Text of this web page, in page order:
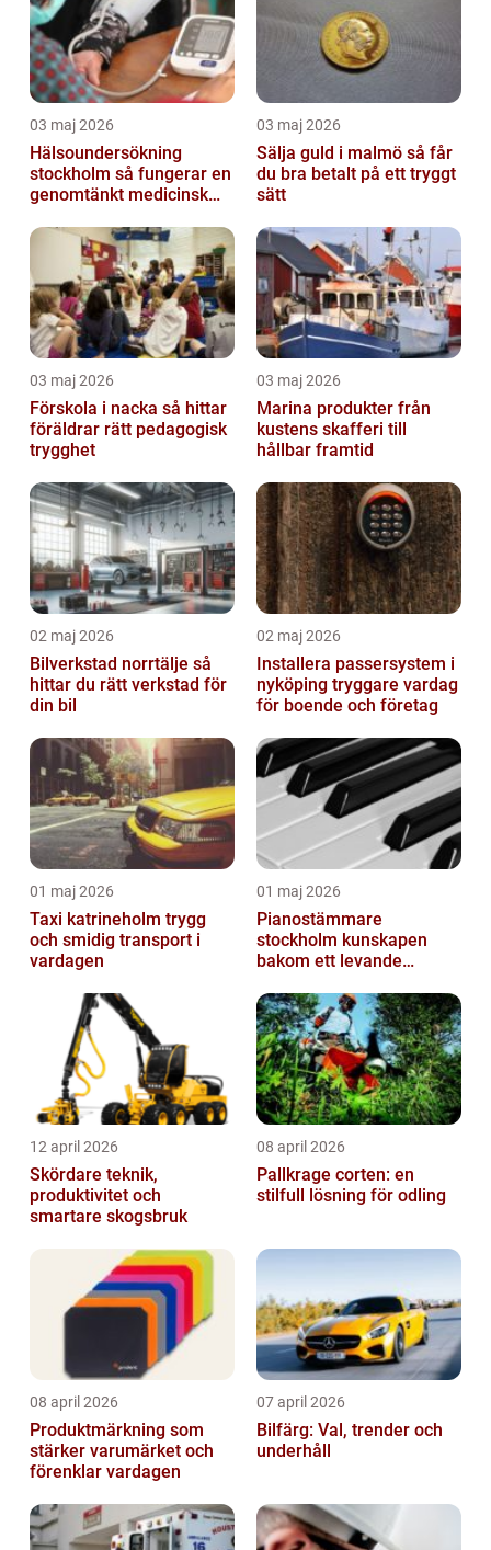
03 maj 2026
Hälsoundersökning
stockholm så fungerar en
genomtänkt medicinsk
03 maj 2026
Sälja guld i malmö så får
du bra betalt på ett tryggt
sätt
03 maj 2026
Förskola i nacka så hittar
föräldrar rätt pedagogisk
trygghet
03 maj 2026
Marina produkter från
kustens skafferi till
hållbar framtid
02 maj 2026
Bilverkstad norrtälje så
hittar du rätt verkstad för
din bil
02 maj 2026
Installera passersystem i
nyköping tryggare vardag
för boende och företag
01 maj 2026
Taxi katrineholm trygg
och smidig transport i
vardagen
01 maj 2026
Pianostämmare
stockholm kunskapen
bakom ett levande
12 april 2026
Skördare teknik,
produktivitet och
smartare skogsbruk
08 april 2026
Pallkrage corten: en
stilfull lösning för odling
08 april 2026
Produktmärkning som
stärker varumärket och
förenklar vardagen
07 april 2026
Bilfärg: Val, trender och
underhåll